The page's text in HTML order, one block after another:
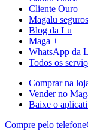
Cliente Ouro
Magalu seguros
Blog da Lu
Maga +
WhatsApp da
Todos os
Comprar na
Vender no
Baixe o
Compre pelo telefone